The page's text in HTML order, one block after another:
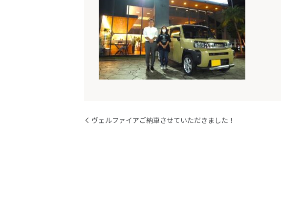
ヴェルファイアご納車させていただきました！